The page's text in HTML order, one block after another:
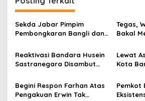
a
s
i
p
o
s
Sekda Jabar Pimpim
Pembongkaran Bangli dan
Kiaracondong
Tegas,
Bakal
Riau
Reaktivasi Bandara Husein
Sastranegara Disambut
Air Jet
Lewat
Kota
Global
Begini Respon Farhan Atas
Pengakuan Erwin Tak
Pemkot